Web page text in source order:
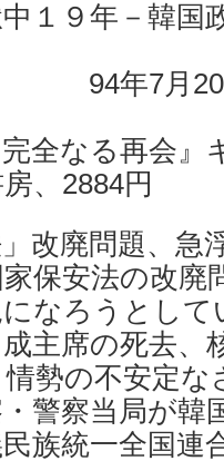
中１９年－韓
日発行
会』キム
、2884円
改廃問題、急
保安法の改廃
なろうとして
主席の死去、
勢の不安定な
警察当局が韓
族統一全国連